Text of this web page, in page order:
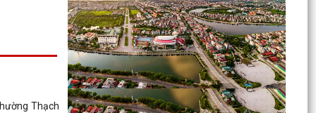
Thạch
hiện Dự án: Mở rộng đường Lý Thái Tông kéo dài
(đoạn...
Quyết định Về việc thu hồi đất để GPMB thực
hiện Dự án: Mở rộng đường Lý Thái Tông kéo dài
(đoạn...
Quyết định Về việc thu hồi đất để GPMB thực